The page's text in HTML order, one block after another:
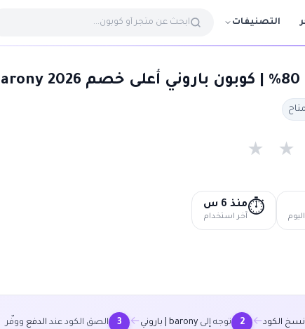
التصنيفات
★ ★
⏱️منذ 6 س
آخر استخدام
نسخ الكود←
2 توجه إلى barony | باروني ←
3 الصق الكود عند الدفع ووفّر